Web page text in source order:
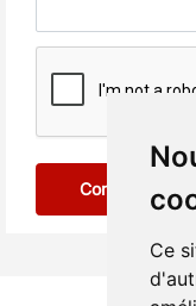
Ce
Confirm